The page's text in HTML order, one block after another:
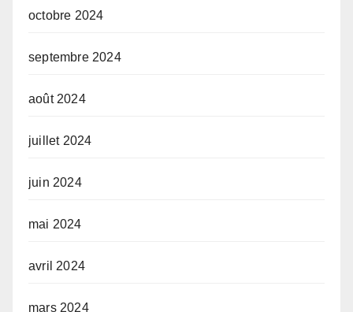
octobre 2024
septembre 2024
août 2024
juillet 2024
juin 2024
mai 2024
avril 2024
mars 2024